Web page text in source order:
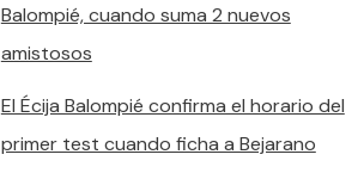
Balompié, cuando suma 2 nuevos
amistosos
El Écija Balompié confirma el horario del
primer test cuando ficha a Bejarano